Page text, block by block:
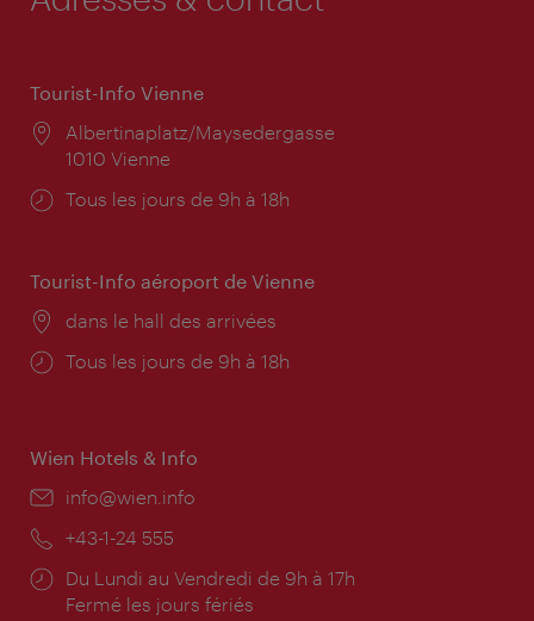
Tourist-Info Vienne
Lieu:
Albertinaplatz/Maysedergasse
1010 Vienne
Horaires
Tous les jours de 9h à 18h
Tourist-Info aéroport de Vienne
Lieu:
dans le hall des arrivées
Horaires
Tous les jours de 9h à 18h
Wien Hotels & Info
E-
info@wien.info
Téléphone:
+43-1-24 555
Horaires
d'ouverture:
Du Lundi au Vendredi de 9h à 17h
Fermé les jours fériés